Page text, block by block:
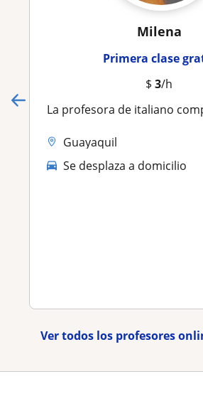
Milena
Primera clase
$ 3/h
La profesora de italiano comparte sus aprendis a
Guayaquil
Se desplaza a domicilio
Ver todos los profesores